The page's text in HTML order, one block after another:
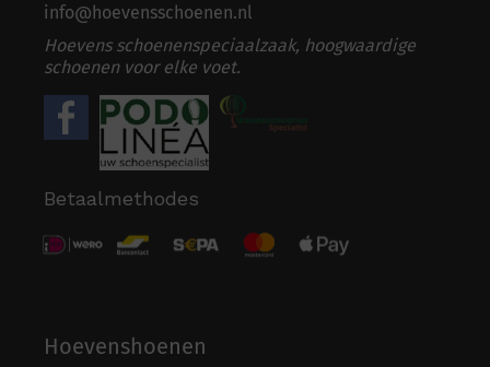
info@hoevensschoenen.nl
Hoevens schoenenspeciaalzaak, hoogwaardige
schoenen voor elke voet.
Betaalmethodes
Hoevenshoenen